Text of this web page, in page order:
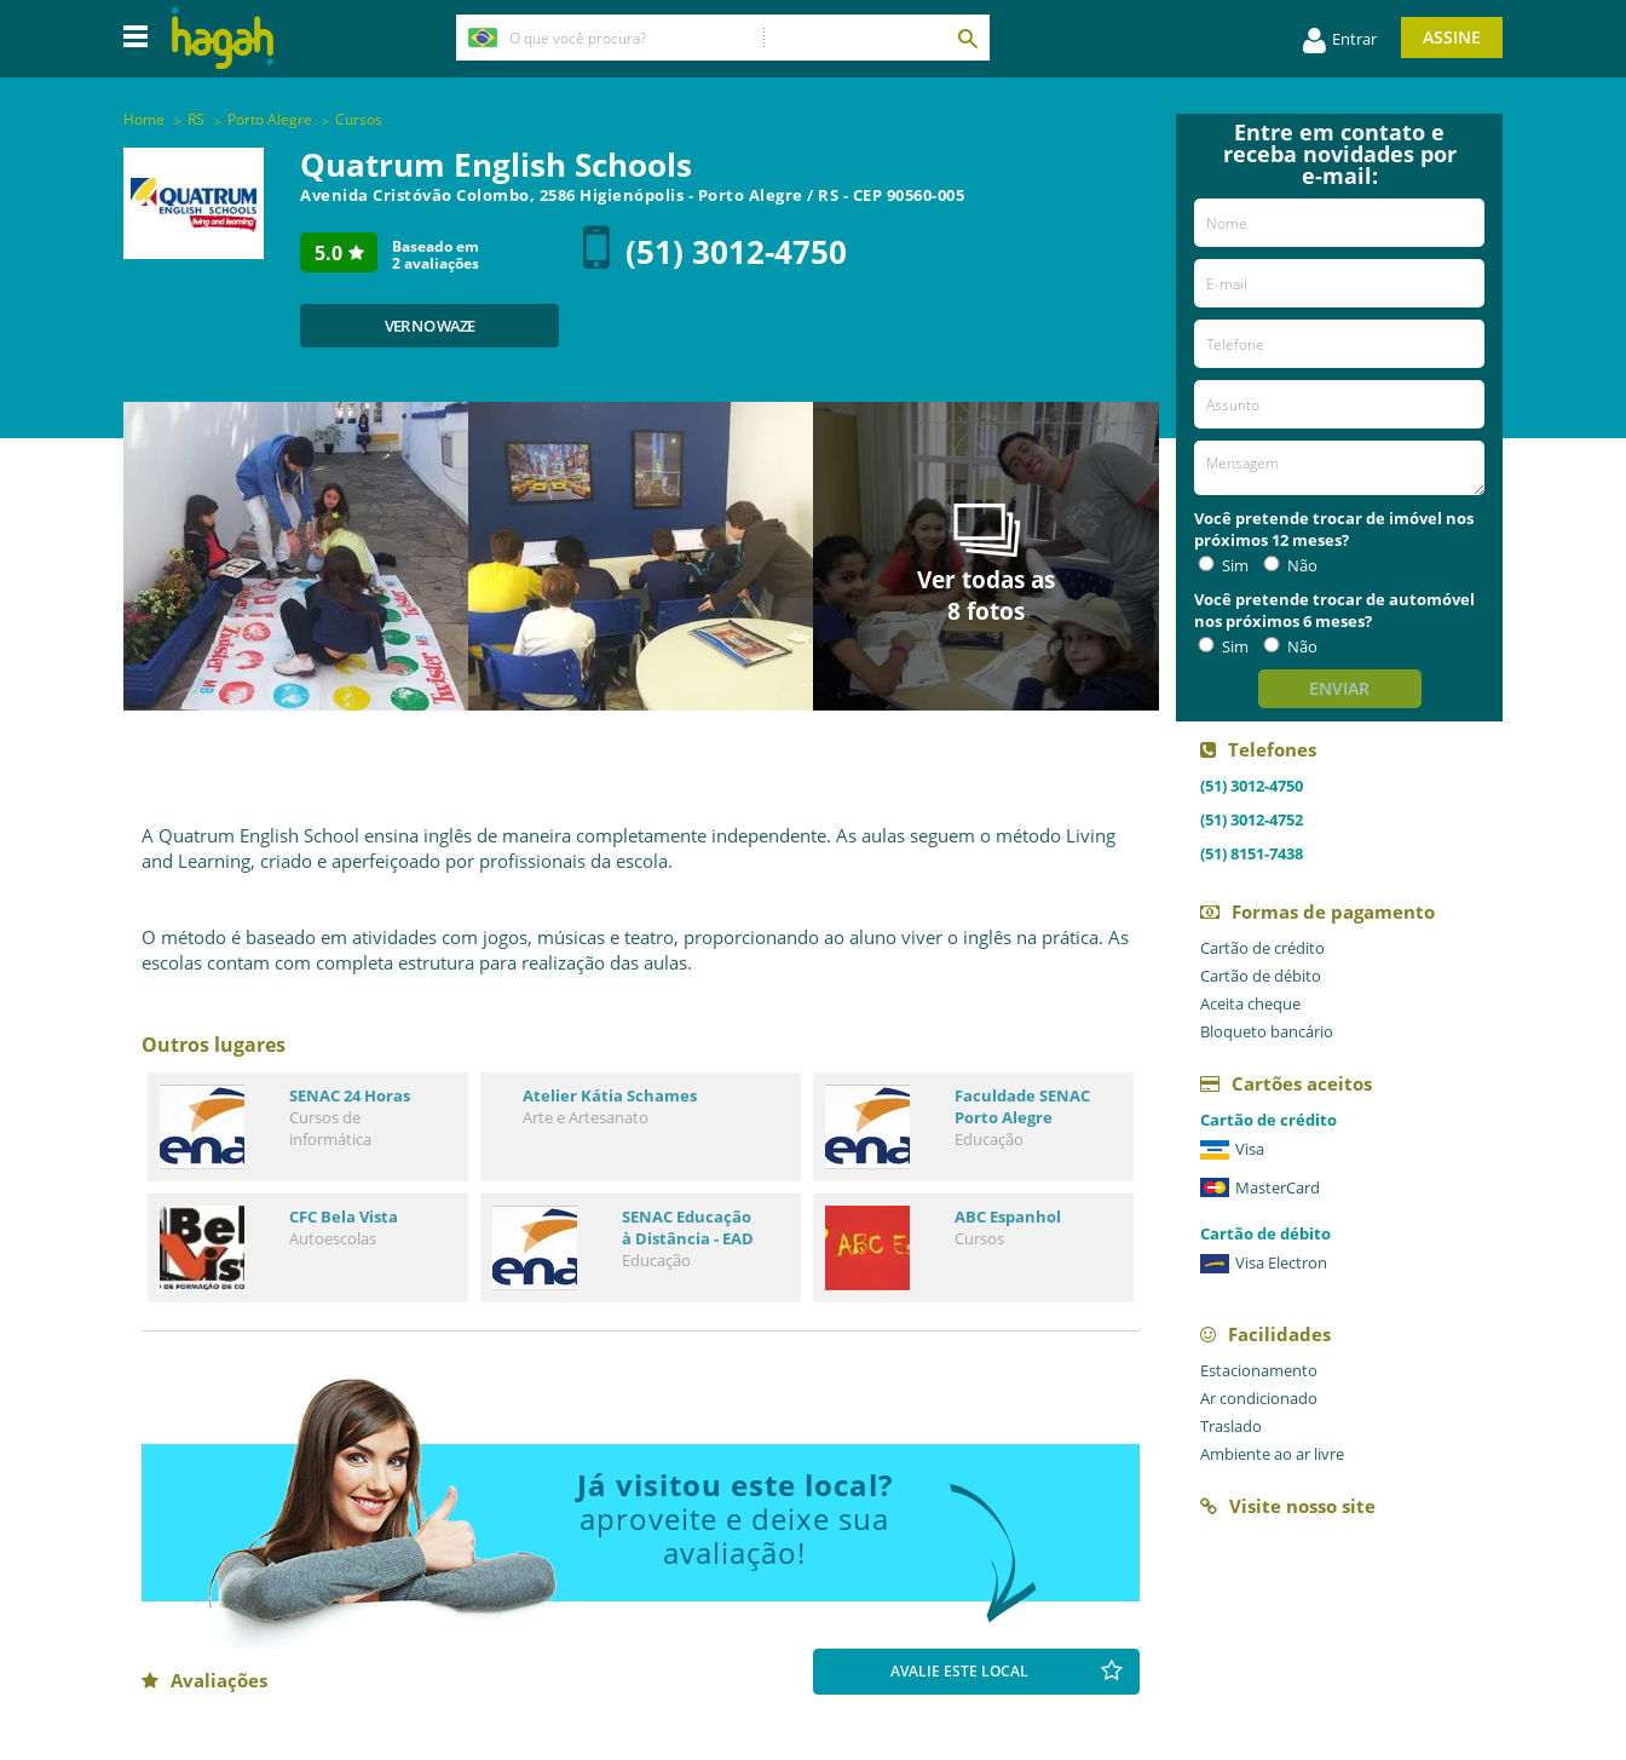
Entrar ASSINE
Home RS Porto Alegre Cursos
Quatrum English Schools
Avenida Cristóvão Colombo, 2586 Higienópolis - Porto Alegre / RS - CEP 90560-005
5.0
Baseado em
2avaliações (51) 3012-4750
VER NO WAZE
Ver todas as
8 fotos
Ver todas as
8 fotos
Ver todas as
8 fotos
Ver todas as
8 fotos
Ver todas as
8 fotos
Ver todas as
8 fotos
Ver todas as
8 fotos
Ver todas as
8 fotos
A Quatrum English School ensina inglês de maneira completamente independente. As aulas seguem o método Living
and Learning, criado e aperfeiçoado por profissionais da escola.
O método é baseado em atividades com jogos, músicas e teatro, proporcionando ao aluno viver o inglês na prática. As
escolas contam com completa estrutura para realização das aulas.
Outros lugares
SENAC 24 Horas
Cursos de
informática
Atelier Kátia Schames
Arte e Artesanato
Faculdade SENAC
Porto Alegre
Educação
CFC Bela Vista
Autoescolas
SENAC Educação
à Distância - EAD
Educação
ABC Espanhol
Cursos
Já visitou este local?
aproveite e deixe sua
avaliação!
Avaliações AVALIE ESTE LOCAL
Entre em contato e
receba novidades por
e-mail:
Você pretende trocar de imóvel nos
próximos 12 meses?
Sim
Não
Você pretende trocar de automóvel
nos próximos 6 meses?
Sim
Não
ENVIAR
Telefones
(51) 3012-4750
(51) 3012-4752
(51) 8151-7438
Formas de pagamento
Cartão de crédito
Cartão de débito
Aceita cheque
Bloqueto bancário
Cartões aceitos
Cartão de crédito
Visa
MasterCard
Cartão de débito
Visa Electron
Facilidades
Estacionamento
Ar condicionado
Traslado
Ambiente ao ar livre
Visite nosso site